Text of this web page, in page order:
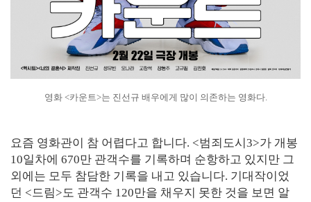
영화 <카운트>는 진선규 배우에게 많이 의존하는 영화다.
요즘 영화관이 참 어렵다고 합니다. <범죄도시3>가 개봉
10일차에 670만 관객수를 기록하며 순항하고 있지만 그
외에는 모두 참담한 기록을 내고 있습니다. 기대작이었
던 <드림>도 관객수 120만을 채우지 못한 것을 보면 알